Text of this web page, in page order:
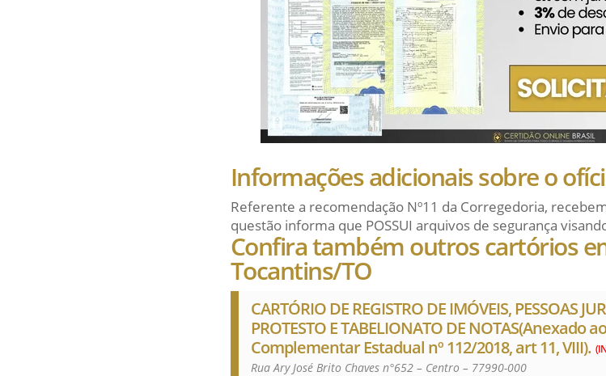
Informações adicionais sobre o
Referente a recomendação Nº11 da Corregedoria,
questão informa que POSSUI arquivos de segurança
Confira também outros cartórios
Tocantins/TO
CARTÓRIO DE REGISTRO DE IMÓVEIS, PESSOAS
PROTESTO E TABELIONATO DE NOTAS(Anexado
Complementar Estadual nº 112/2018, art 11, VIII).
Rua Ary José Brito Chaves n°652 – Centro – 77990-000